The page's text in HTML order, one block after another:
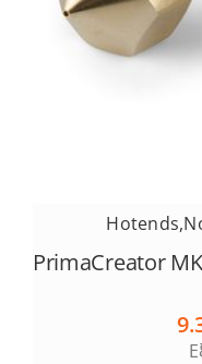
Hotends,
PrimaCreator